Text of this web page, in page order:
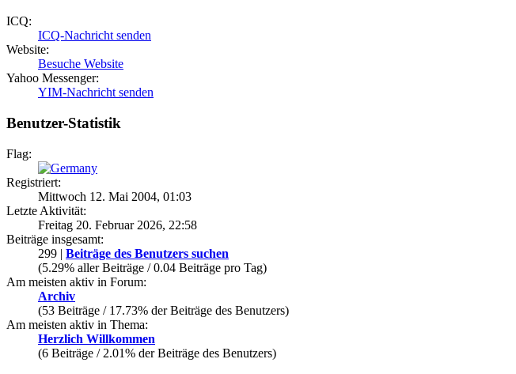
ICQ:
ICQ-Nachricht senden
Website:
Besuche Website
Yahoo Messenger:
YIM-Nachricht senden
Benutzer-Statistik
Flag:
Registriert:
Mittwoch 12. Mai 2004, 01:03
Letzte Aktivität:
Freitag 20. Februar 2026, 22:58
Beiträge insgesamt:
299 | Beiträge des Benutzers suchen
(5.29% aller Beiträge / 0.04 Beiträge pro Tag)
Am meisten aktiv in Forum:
Archiv
(53 Beiträge / 17.73% der Beiträge des Benutzers)
Am meisten aktiv in Thema:
Herzlich Willkommen
(6 Beiträge / 2.01% der Beiträge des Benutzers)